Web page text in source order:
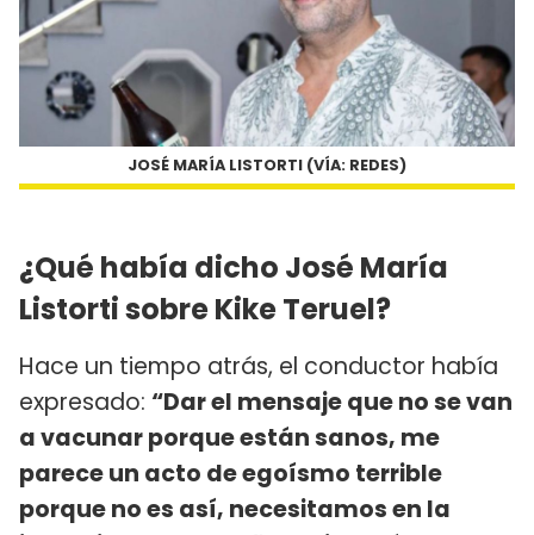
JOSÉ MARÍA LISTORTI (VÍA: REDES)
¿Qué había dicho José María
Listorti sobre Kike Teruel?
Hace un tiempo atrás, el conductor había
expresado: “Dar el mensaje que no se van
a vacunar porque están sanos, me
parece un acto de egoísmo terrible
porque no es así, necesitamos en la